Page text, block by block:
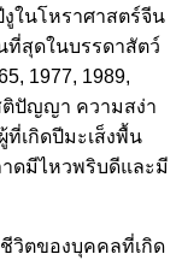
ในโหราศาสตร์จีน
สุดในบรรดาสัตว์
1977, 1989,
ติปัญญา ความสง่า
เกิดปีมะเส็งพื้น
ดมีไหวพริบดีและมี
วิตของบุคคลที่เกิด